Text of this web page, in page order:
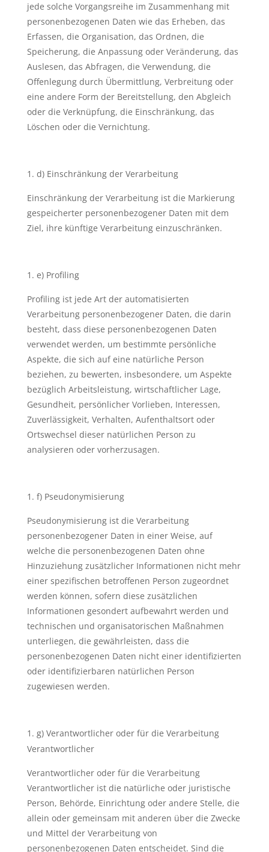
jede solche Vorgangsreihe im Zusammenhang mit
personenbezogenen Daten wie das Erheben, das
Erfassen, die Organisation, das Ordnen, die
Speicherung, die Anpassung oder Veränderung, das
Auslesen, das Abfragen, die Verwendung, die
Offenlegung durch Übermittlung, Verbreitung oder
eine andere Form der Bereitstellung, den Abgleich
oder die Verknüpfung, die Einschränkung, das
Löschen oder die Vernichtung.
d) Einschränkung der Verarbeitung
Einschränkung der Verarbeitung ist die Markierung
gespeicherter personenbezogener Daten mit dem
Ziel, ihre künftige Verarbeitung einzuschränken.
e) Profiling
Profiling ist jede Art der automatisierten
Verarbeitung personenbezogener Daten, die darin
besteht, dass diese personenbezogenen Daten
verwendet werden, um bestimmte persönliche
Aspekte, die sich auf eine natürliche Person
beziehen, zu bewerten, insbesondere, um Aspekte
bezüglich Arbeitsleistung, wirtschaftlicher Lage,
Gesundheit, persönlicher Vorlieben, Interessen,
Zuverlässigkeit, Verhalten, Aufenthaltsort oder
Ortswechsel dieser natürlichen Person zu
analysieren oder vorherzusagen.
f) Pseudonymisierung
Pseudonymisierung ist die Verarbeitung
personenbezogener Daten in einer Weise, auf
welche die personenbezogenen Daten ohne
Hinzuziehung zusätzlicher Informationen nicht mehr
einer spezifischen betroffenen Person zugeordnet
werden können, sofern diese zusätzlichen
Informationen gesondert aufbewahrt werden und
technischen und organisatorischen Maßnahmen
unterliegen, die gewährleisten, dass die
personenbezogenen Daten nicht einer identifizierten
oder identifizierbaren natürlichen Person
zugewiesen werden.
g) Verantwortlicher oder für die Verarbeitung
Verantwortlicher
Verantwortlicher oder für die Verarbeitung
Verantwortlicher ist die natürliche oder juristische
Person, Behörde, Einrichtung oder andere Stelle, die
allein oder gemeinsam mit anderen über die Zwecke
und Mittel der Verarbeitung von
personenbezogenen Daten entscheidet. Sind die